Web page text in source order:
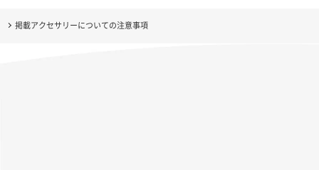
掲載アクセサリーについての注意事項